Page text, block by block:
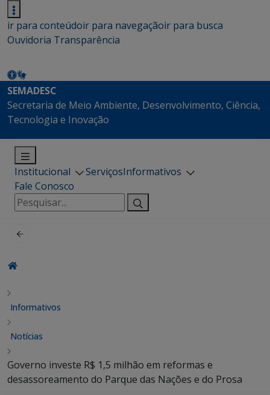
ir para conteúdoir para navegaçãoir para busca
Ouvidoria Transparência
SEMADESC
Secretaria de Meio Ambiente, Desenvolvimento, Ciência,
Tecnologia e Inovação
Institucional ServiçosInformativos
Fale Conosco
Pesquisar
por:
Informativos
Notícias
Governo investe R$ 1,5 milhão em reformas e
desassoreamento do Parque das Nações e do Prosa